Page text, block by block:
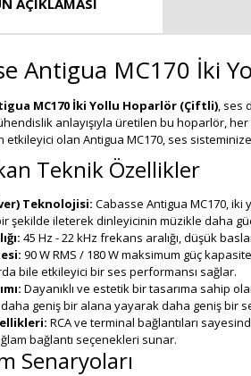
Antigua MC170 İki
MC170 İki Yollu Hoparlör (Çiftli) ,
anlayışıyla üretilen bu hoparlör,
etkileyici olan Antigua MC170, ses
Teknik Özellikler
Teknolojisi: Cabasse Antigua MC170,
şekilde ileterek dinleyicinin müzikle daha
45 Hz - 22 kHz frekans aralığı, düşük
90 W RMS / 180 W maksimum güç
bile etkileyici bir ses performansı sağlar.
Dayanıklı ve estetik bir tasarıma sahip
daha geniş bir alana yayarak daha geniş bir
RCA ve terminal bağlantıları
bağlantı seçenekleri sunar.
Senaryoları